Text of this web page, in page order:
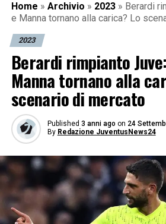
Home » Archivio » 2023 » Berardi
e Manna tornano alla carica? Lo
2023
Berardi rimpianto
Manna tornano alla
scenario di mercato
Published 3 anni ago on 24
By Redazione JuventusNews24